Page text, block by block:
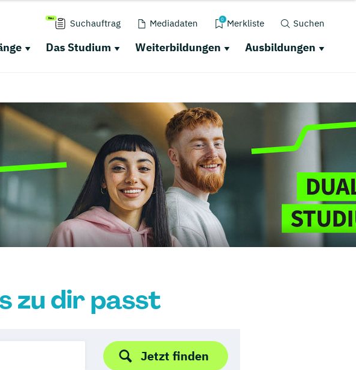
Suchauftrag Mediadaten 0 Merkliste Suchen
Das Studium Weiterbildungen Ausbildungen
zu dir passt
Jetzt finden